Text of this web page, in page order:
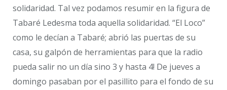
solidaridad. Tal vez podamos resumir en la figura de
Tabaré Ledesma toda aquella solidaridad. “El Loco”
como le decían a Tabaré; abrió las puertas de su
casa, su galpón de herramientas para que la radio
pueda salir no un día sino 3 y hasta 4! De jueves a
domingo pasaban por el pasillito para el fondo de su